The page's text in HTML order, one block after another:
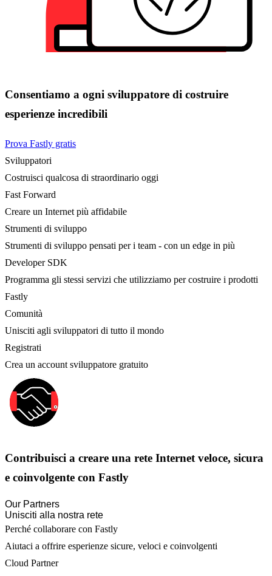
Consentiamo a ogni sviluppatore di costruire
esperienze incredibili
Prova Fastly gratis
Sviluppatori
Costruisci qualcosa di straordinario oggi
Fast Forward
Creare un Internet più affidabile
Strumenti di sviluppo
Strumenti di sviluppo pensati per i team - con un edge in più
Developer SDK
Programma gli stessi servizi che utilizziamo per costruire i prodotti
Fastly
Comunità
Unisciti agli sviluppatori di tutto il mondo
Registrati
Crea un account sviluppatore gratuito
Contribuisci a creare una rete Internet veloce, sicura
e coinvolgente con Fastly
Our Partners
Unisciti alla nostra rete
Perché collaborare con Fastly
Aiutaci a offrire esperienze sicure, veloci e coinvolgenti
Cloud Partner